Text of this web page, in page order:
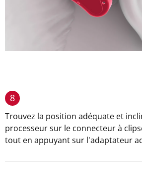
8
Trouvez la position adéquate et
processeur sur le connecteur à
tout en appuyant sur l'adaptateur